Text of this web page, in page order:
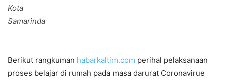
Kota
Samarinda
Berikut rangkuman habarkaltim.com perihal pelaksanaan
proses belajar di rumah pada masa darurat Coronavirue